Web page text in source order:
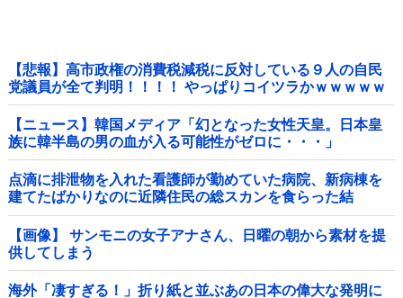
【悲報】高市政権の消費税減税に反対している９人の自民
党議員が全て判明！！！！ やっぱりコイツラかｗｗｗｗｗ
【ニュース】韓国メディア「幻となった女性天皇。日本皇
族に韓半島の男の血が入る可能性がゼロに・・・」
点滴に排泄物を入れた看護師が勤めていた病院、新病棟を
建てたばかりなのに近隣住民の総スカンを食らった結
果……他
【画像】 サンモニの女子アナさん、日曜の朝から素材を提
供してしまう
海外「凄すぎる！」折り紙と並ぶあの日本の偉大な発明に